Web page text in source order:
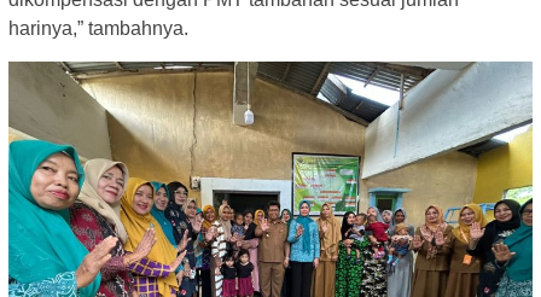
harinya,” tambahnya.